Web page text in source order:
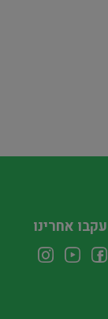
עקבו אחרינו